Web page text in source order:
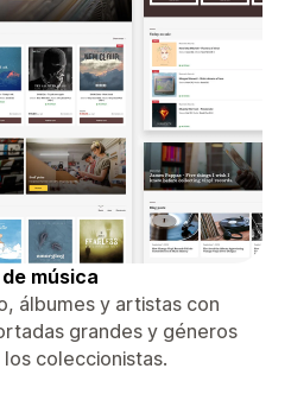
música
álbumes y artistas con
grandes y géneros
coleccionistas.